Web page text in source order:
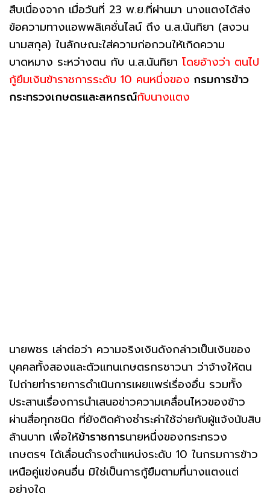
สืบเนื่องจาก เมื่อวันที่ 23 พ.ย.ที่ผ่านมา นางแตงได้ส่ง
ข้อความทางแอพพลิเคชั่นไลน์ ถึง น.ส.นันทิยา (สงวน
นามสกุล) ในลักษณะใส่ความก่อกวนให้เกิดความ
บาดหมาง ระหว่างตน กับ น.ส.นันทิยา โดยอ้างว่า ตนไป
กู้ยืมเงินข้าราชการระดับ 10 คนหนึ่งของ กรมการข้าว
กระทรวงเกษตรและสหกรณ์กับนางแตง
นายพชร เล่าต่อว่า ความจริงเงินดังกล่าวเป็นเงินของ
บุคคลทั้งสองและตัวแทนเกษตรกรชาวนา ว่าจ้างให้ตน
ไปถ่ายทำรายการดำเนินการเผยแพร่เรื่องอื่น รวมทั้ง
ประสานเรื่องการนำเสนอข่าวความเคลื่อนไหวของข้าว
ผ่านสื่อทุกชนิด ที่ยังติดค้างชำระค่าใช้จ่ายกับผู้แจ้งนับสิบ
ล้านบาท เพื่อให้ข้าราชการนายหนึ่งของกระทรวง
เกษตรฯ ได้เลื่อนดำรงตำแหน่งระดับ 10 ในกรมการข้าว
เหนือคู่แข่งคนอื่น มิใช่เป็นการกู้ยืมตามที่นางแตงแต่
อย่างใด